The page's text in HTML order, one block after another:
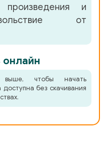
и
от
чтобы начать
без скачивания